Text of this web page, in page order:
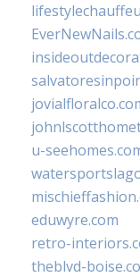
u-
eduwyre.com
retro-
theblvd-